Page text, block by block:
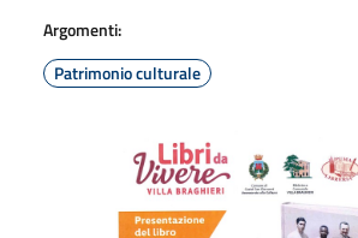
Argomenti:
Patrimonio culturale